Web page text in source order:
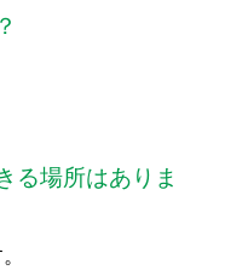
る場所はありま